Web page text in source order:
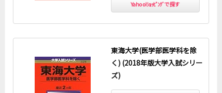
Yahoo!ｼｮｯﾋﾟﾝｸﾞで探す
東海大学(医学部医学科を除
く) (2018年版大学入試シリー
ズ)